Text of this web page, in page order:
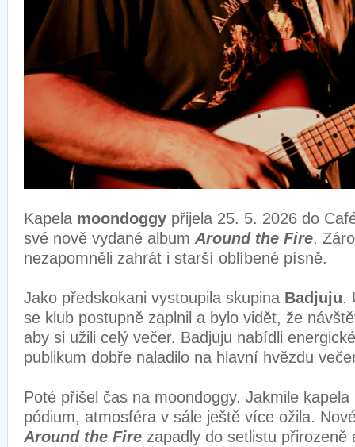
Kapela moondoggy přijela 25. 5. 2026 do
své nově vydané album Around the Fire.
nezapomněli zahrát i starší oblíbené písně.
Jako předskokani vystoupila skupina Badjuju.
se klub postupně zaplnil a bylo vidět, že
aby si užili celý večer. Badjuju nabídli
publikum dobře naladilo na hlavní hvězdu
Poté přišel čas na moondoggy. Jakmile kapela
pódium, atmosféra v sále ještě více ožila.
Around the Fire zapadly do setlistu přirozeně